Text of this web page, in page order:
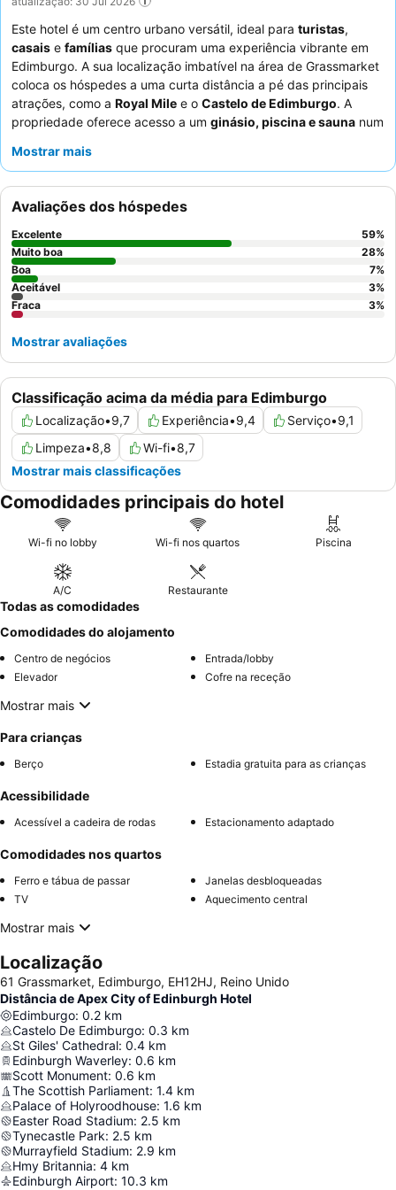
Este hotel é um centro urbano versátil, ideal para turistas,
casais e famílias que procuram uma experiência vibrante em
Edimburgo. A sua localização imbatível na área de Grassmarket
coloca os hóspedes a uma curta distância a pé das principais
atrações, como a Royal Mile e o Castelo de Edimburgo. A
propriedade oferece acesso a um ginásio, piscina e sauna num
hóspedes elogiam consistentemente a simpatia e a
almoço recebe altas classificações pela sua qualidade e seleção
diversificada. Para aqueles que procuram uma experiência mais
tranquila, recomenda-se solicitar um quarto virado para o
jardim.
Mostrar mais
Classificação acima da média para Edimburgo
Localização•9,7 Experiência•9,4 Serviço•9,1
Limpeza•8,8 Wi-fi•8,7
Mostrar mais classificações
Avaliações dos hóspedes
Excelente 59%
Muito boa
28%
Boa
7%
Aceitável
3%
Fraca
3%
Mostrar avaliações
Comodidades principais do hotel
Wi-fi no lobby Wi-fi nos quartos Piscina
A/C Restaurante
Todas as comodidades
Comodidades do alojamento
Centro de negócios
Entrada/lobby
Elevador
Cofre na receção
Mostrar mais
Para crianças
Berço Estadia gratuita para as crianças
Acessibilidade
Acessível a cadeira de rodas Estacionamento adaptado
Comodidades nos quartos
Ferro e tábua de passar
Janelas desbloqueadas
TV
Aquecimento central
Mostrar mais
Localização
61 Grassmarket, Edimburgo, EH12HJ, Reino Unido
Distância de Apex City of Edinburgh Hotel
Edimburgo: 0.2 km
Castelo De Edimburgo: 0.3 km
St Giles' Cathedral: 0.4 km
Edinburgh Waverley: 0.6 km
Scott Monument: 0.6 km
The Scottish Parliament: 1.4 km
Palace of Holyroodhouse: 1.6 km
Easter Road Stadium: 2.5 km
Tynecastle Park: 2.5 km
Murrayfield Stadium: 2.9 km
Hmy Britannia: 4 km
Edinburgh Airport: 10.3 km